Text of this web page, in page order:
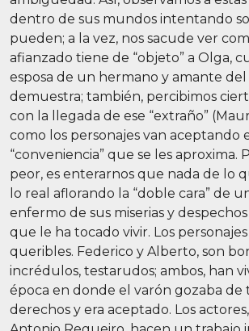
dentro de sus mundos intentando
pueden; a la vez, nos sacude ver
afianzado tiene de “objeto” a Olga,
esposa de un hermano y amante
demuestra; también, percibimos
con la llegada de ese “extraño”
como los personajes van aceptando
“conveniencia” que se les aproxima.
peor, es enterarnos que nada de lo
lo real aflorando la “doble cara” de
enfermo de sus miserias y
que le ha tocado vivir. Los
queribles. Federico y Alberto, son
incrédulos, testarudos; ambos, han
época en donde el varón gozaba de
derechos y era aceptado. Los